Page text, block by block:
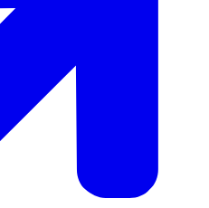
om het verspreiden van
van het slachtoffer of het
2025.
Eens in de twee jaar.